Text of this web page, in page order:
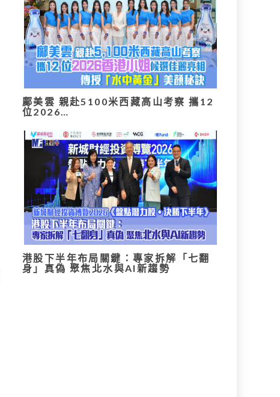
鄺美雲 親赴5100米西藏高山考察 攜12
位2026…
港股下半年布局關鍵：專家拆解「七翻
身」真偽 聚焦北水與AI新趨勢